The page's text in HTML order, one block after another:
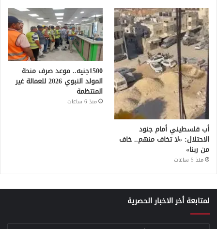
أب فلسطيني أمام جنود
الاحتلال: «لا تخاف منهم.. خاف
من ربنا»
منذ 5 ساعات
1500جنيه.. موعد صرف منحة
المولد النبوي 2026 للعمالة غير
المنتظمة
منذ 6 ساعات
لمتابعة أخر الاخبار الحصرية